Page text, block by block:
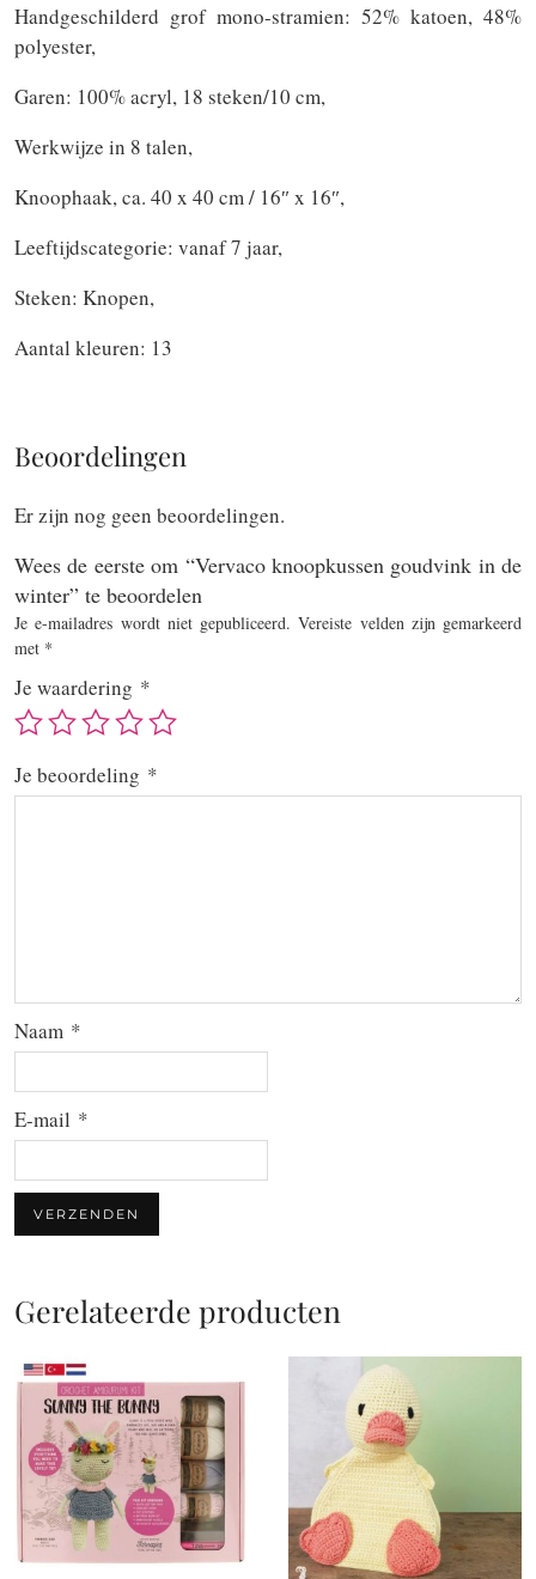
Handgeschilderd grof mono-stramien: 52% katoen, 48%
polyester,
Garen: 100% acryl, 18 steken/10 cm,
Werkwijze in 8 talen,
Knoophaak, ca. 40 x 40 cm / 16″ x 16″,
Leeftijdscategorie: vanaf 7 jaar,
Steken: Knopen,
Aantal kleuren: 13
Beoordelingen
Er zijn nog geen beoordelingen.
Wees de eerste om “Vervaco knoopkussen goudvink in de
winter” te beoordelen
Je e-mailadres wordt niet gepubliceerd. Vereiste velden zijn gemarkeerd
met *
Je waardering *
Je beoordeling *
Naam *
E-mail *
Gerelateerde producten